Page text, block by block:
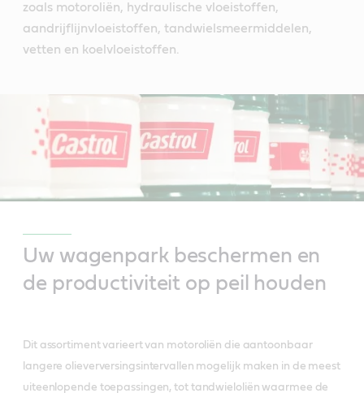
zoals motoroliën, hydraulische vloeistoffen,
aandrijflijnvloeistoffen, tandwielsmeermiddelen,
vetten en koelvloeistoffen.
Uw wagenpark beschermen en
de productiviteit op peil houden
Dit assortiment varieert van motoroliën die aantoonbaar
langere olieverversingsintervallen mogelijk maken in de meest
uiteenlopende toepassingen, tot tandwieloliën waarmee de